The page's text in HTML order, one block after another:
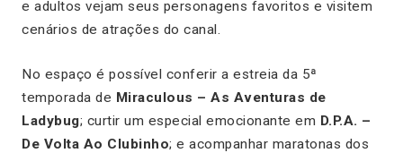
e adultos vejam seus personagens favoritos e visitem
cenários de atrações do canal.
No espaço é possível conferir a estreia da 5ª
temporada de Miraculous – As Aventuras de
Ladybug; curtir um especial emocionante em D.P.A. –
De Volta Ao Clubinho; e acompanhar maratonas dos